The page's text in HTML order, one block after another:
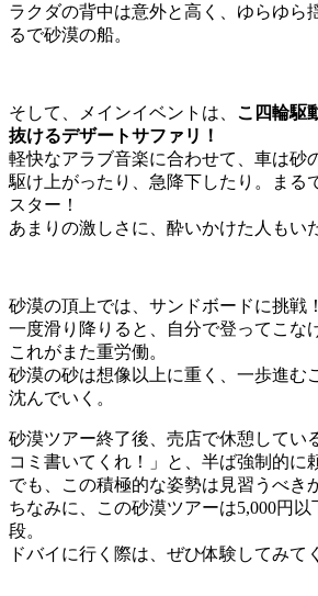
ラクダの背中は意外と高く、ゆらゆら
るで砂漠の船。
そして、メインイベントは、 こ四輪駆
抜けるデザートサファリ！
軽快なアラブ音楽に合わせて、車は砂
駆け上がったり、急降下したり。まる
スター！
あまりの激しさに、酔いかけた人もい
砂漠の頂上では、サンドボードに挑戦！
一度滑り降りると、自分で登ってこな
これがまた重労働。
砂漠の砂は想像以上に重く、一歩進む
沈んでいく。
砂漠ツアー終了後、売店で休憩してい
コミ書いてくれ！」と、半ば強制的に
でも、この積極的な姿勢は見習うべ
ちなみに、この砂漠ツアーは5,000円
段。
ドバイに行く際は、ぜひ体験してみて